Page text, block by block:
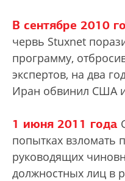
В сентябре 2010
червь Stuxnet
программу,
экспертов, на два
Иран обвинил США
1 июня 2011 года
попытках взломать
руководящих
должностных лиц в